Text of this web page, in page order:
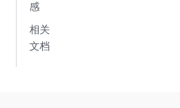
感
相关
文档